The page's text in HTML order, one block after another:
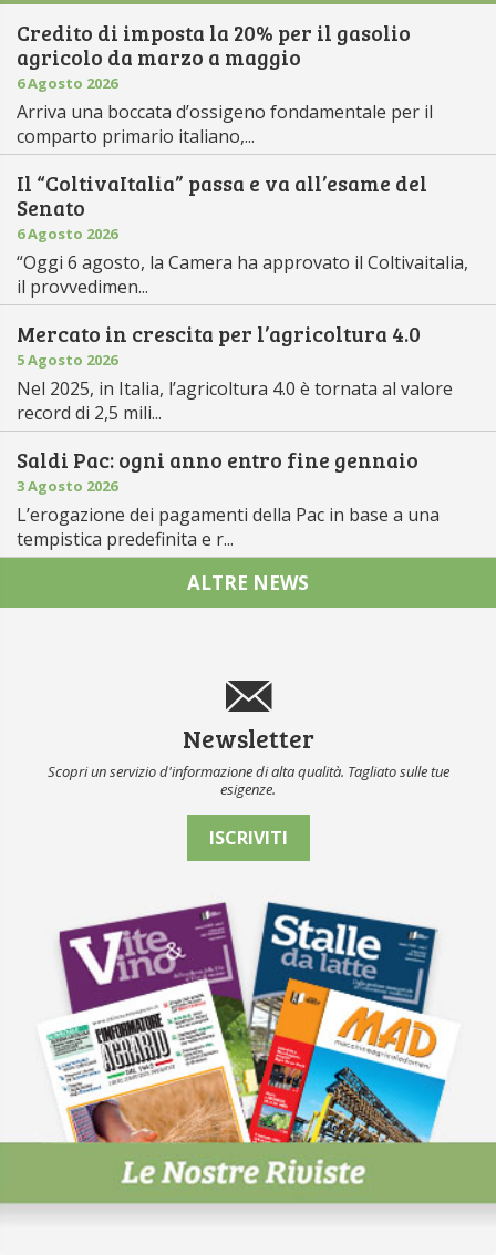
Credito di imposta la 20% per il gasolio
agricolo da marzo a maggio
6 Agosto 2026
Arriva una boccata d’ossigeno fondamentale per il
comparto primario italiano,...
Il “ColtivaItalia” passa e va all’esame del
Senato
6 Agosto 2026
“Oggi 6 agosto, la Camera ha approvato il Coltivaitalia,
il provvedimen...
Mercato in crescita per l’agricoltura 4.0
5 Agosto 2026
Nel 2025, in Italia, l’agricoltura 4.0 è tornata al valore
record di 2,5 mili...
Saldi Pac: ogni anno entro fine gennaio
3 Agosto 2026
L’erogazione dei pagamenti della Pac in base a una
tempistica predefinita e r...
ALTRE NEWS
Newsletter
Scopri un servizio d'informazione di alta qualità. Tagliato sulle tue
esigenze.
ISCRIVITI